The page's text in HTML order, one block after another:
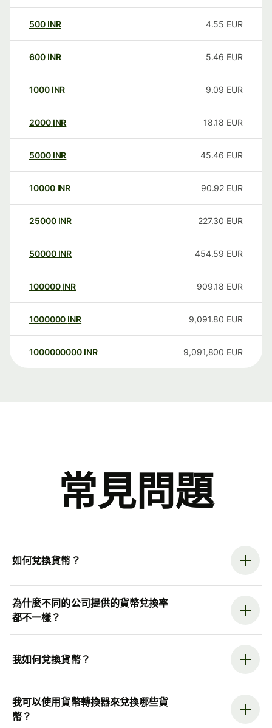
500 INR 4.55 EUR
600 INR 5.46 EUR
1000 INR 9.09 EUR
2000 INR 18.18 EUR
5000 INR 45.46 EUR
10000 INR 90.92 EUR
25000 INR 227.30 EUR
50000 INR 454.59 EUR
100000 INR 909.18 EUR
1000000 INR 9,091.80 EUR
1000000000 INR 9,091,800 EUR
常見問題
如何兌換貨幣？
為什麼不同的公司提供的貨幣兌換率
都不一樣？
我如何兌換貨幣？
我可以使用貨幣轉換器來兌換哪些貨
幣？